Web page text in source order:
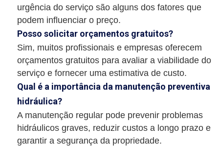
urgência do serviço são alguns dos fatores que
podem influenciar o preço.
Posso solicitar orçamentos gratuitos?
Sim, muitos profissionais e empresas oferecem
orçamentos gratuitos para avaliar a viabilidade do
serviço e fornecer uma estimativa de custo.
Qual é a importância da manutenção preventiva
hidráulica?
A manutenção regular pode prevenir problemas
hidráulicos graves, reduzir custos a longo prazo e
garantir a segurança da propriedade.